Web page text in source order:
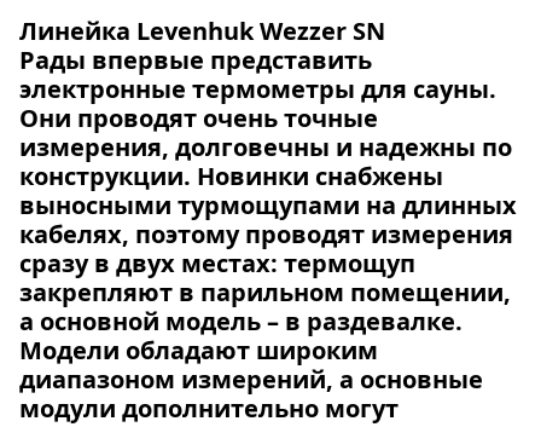
Линейка Levenhuk Wezzer SN
Рады впервые представить
электронные термометры для сауны.
Они проводят очень точные
измерения, долговечны и надежны по
конструкции. Новинки снабжены
выносными турмощупами на длинных
кабелях, поэтому проводят измерения
сразу в двух местах: термощуп
закрепляют в парильном помещении,
а основной модель – в раздевалке.
Модели обладают широким
диапазоном измерений, а основные
модули дополнительно могут